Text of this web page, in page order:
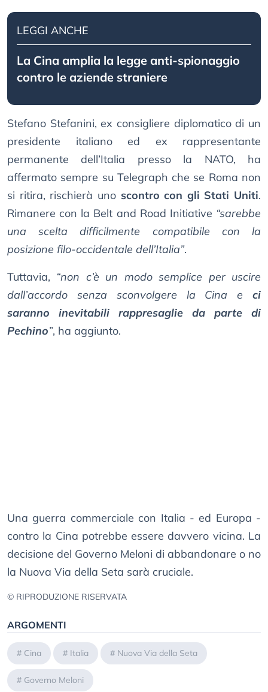
LEGGI ANCHE
La Cina amplia la legge anti-spionaggio
contro le aziende straniere
Stefano Stefanini, ex consigliere diplomatico di un
presidente italiano ed ex rappresentante
permanente dell’Italia presso la NATO, ha
affermato sempre su Telegraph che se Roma non
si ritira, rischierà uno scontro con gli Stati Uniti.
Rimanere con la Belt and Road Initiative “sarebbe
una scelta difficilmente compatibile con la
posizione filo-occidentale dell’Italia”.
Tuttavia, “non c’è un modo semplice per uscire
dall’accordo senza sconvolgere la Cina e ci
saranno inevitabili rappresaglie da parte di
Pechino”, ha aggiunto.
Una guerra commerciale con Italia - ed Europa -
contro la Cina potrebbe essere davvero vicina. La
decisione del Governo Meloni di abbandonare o no
la Nuova Via della Seta sarà cruciale.
© RIPRODUZIONE RISERVATA
ARGOMENTI
# Cina # Italia # Nuova Via della Seta
# Governo Meloni